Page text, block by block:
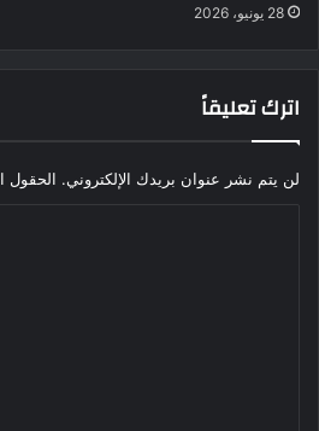
28 يونيو، 2026
اترك تعليقاً
لن يتم نشر عنوان بريدك الإلكتروني. الحقول